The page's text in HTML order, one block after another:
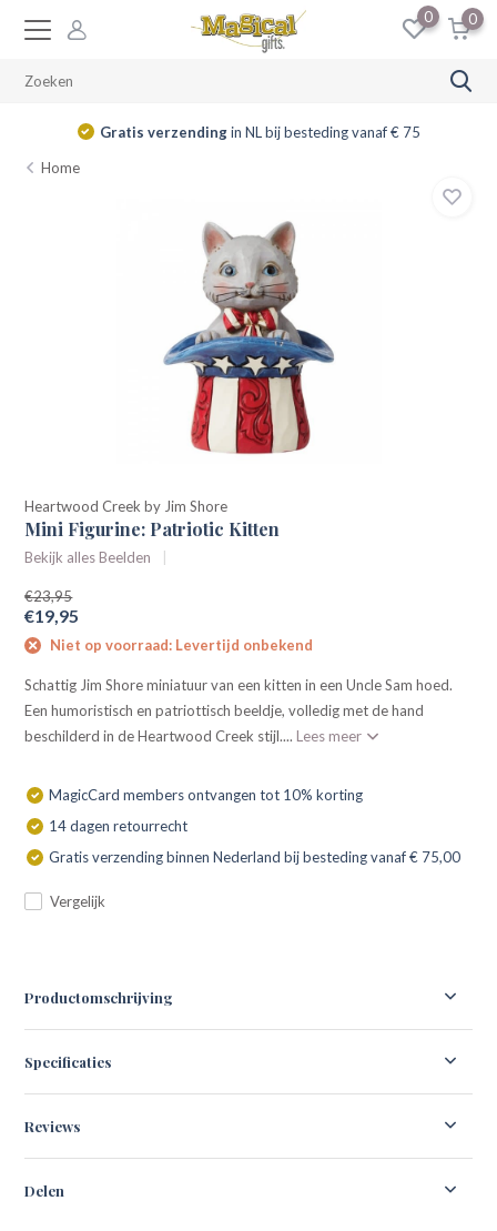
0 0
Gratis verzendingin NL bij besteding vanaf € 75
Home
Heartwood Creek by Jim Shore
Mini Figurine: Patriotic Kitten
Bekijk alles Beelden
€23,95
€19,95
Niet op voorraad: Levertijd onbekend
Schattig Jim Shore miniatuur van een kitten in een Uncle Sam hoed.
Een humoristisch en patriottisch beeldje, volledig met de hand
beschilderd in de Heartwood Creek stijl.... Lees meer
MagicCard members ontvangen tot 10% korting
14 dagen retourrecht
Gratis verzending binnen Nederland bij besteding vanaf € 75,00
Vergelijk
Productomschrijving
Specificaties
Reviews
Delen